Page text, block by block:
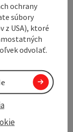
ochrany
súbory
z USA), ktoré
odvolať.